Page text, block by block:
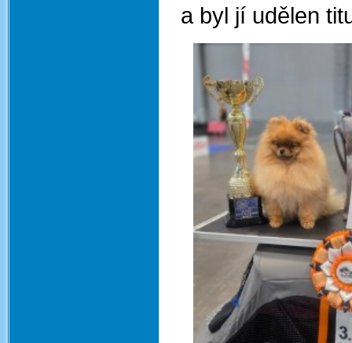
a byl jí udělen